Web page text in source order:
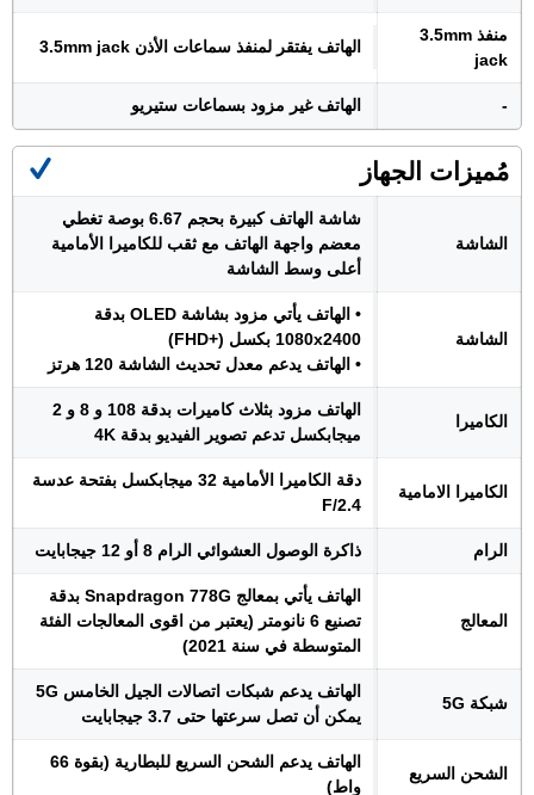
منفذ 3.5mm
jack
الهاتف يفتقر لمنفذ سماعات الأذن 3.5mm jack
- الهاتف غير مزود بسماعات ستيريو
مُميزات الجهاز
الشاشة
شاشة الهاتف كبيرة بحجم 6.67 بوصة تغطي
معضم واجهة الهاتف مع ثقب للكاميرا الأمامية
أعلى وسط الشاشة
الشاشة
• الهاتف يأتي مزود بشاشة OLED بدقة
1080x2400 بكسل (+FHD)
• الهاتف يدعم معدل تحديث الشاشة 120 هرتز
الكاميرا
الهاتف مزود بثلاث كاميرات بدقة 108 و 8 و 2
ميجابكسل تدعم تصوير الفيديو بدقة 4K
الكاميرا الامامية
دقة الكاميرا الأمامية 32 ميجابكسل بفتحة عدسة
F/2.4
الرام ذاكرة الوصول العشوائي الرام 8 أو 12 جيجابايت
المعالج
الهاتف يأتي بمعالج Snapdragon 778G بدقة
تصنيع 6 نانومتر (يعتبر من اقوى المعالجات الفئة
المتوسطة في سنة 2021)
شبكة 5G
الهاتف يدعم شبكات اتصالات الجيل الخامس 5G
يمكن أن تصل سرعتها حتى 3.7 جيجابايت
الشحن السريع
الهاتف يدعم الشحن السريع للبطارية (بقوة 66
واط)